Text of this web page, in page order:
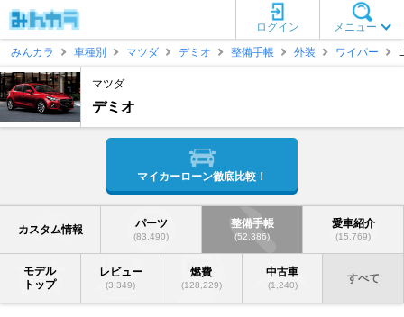
メニュー
ログイン
みんカラ
車種別 マツダ デミオ 整備手帳 外装 ワイパー
マツダ
デミオ
マイカーローン徹底比較！
カスタム情報 パーツ
(83,490)
整備手帳
(52,386)
愛車紹介
(15,769)
モデル
トップ
レビュー
(3,349)
燃費
(128,229)
中古車
(1,240)
すべて